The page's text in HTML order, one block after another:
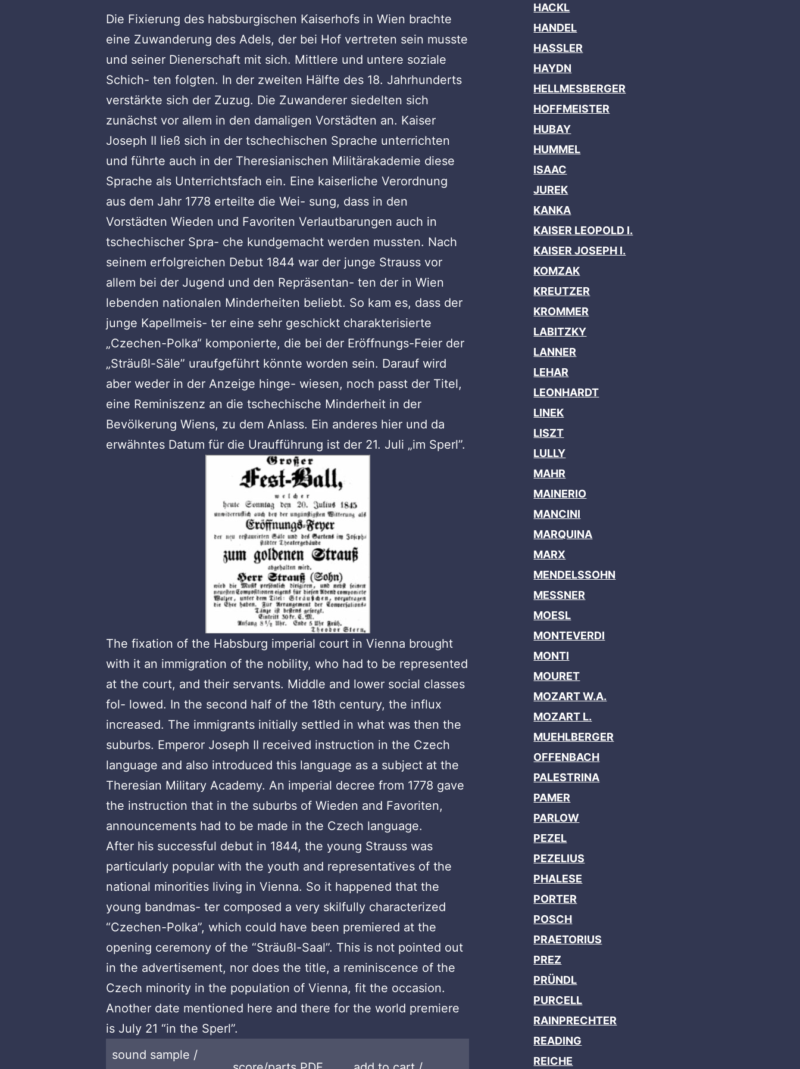
Die Fixierung des habsburgischen Kaiserhofs in Wien brachte
eine Zuwanderung des Adels, der bei Hof vertreten sein musste
und seiner Dienerschaft mit sich. Mittlere und untere soziale
Schich- ten folgten. In der zweiten Hälfte des 18. Jahrhunderts
verstärkte sich der Zuzug. Die Zuwanderer siedelten sich
zunächst vor allem in den damaligen Vorstädten an. Kaiser
Joseph II ließ sich in der tschechischen Sprache unterrichten
und führte auch in der Theresianischen Militärakademie diese
Sprache als Unterrichtsfach ein. Eine kaiserliche Verordnung
aus dem Jahr 1778 erteilte die Wei- sung, dass in den
Vorstädten Wieden und Favoriten Verlautbarungen auch in
tschechischer Spra- che kundgemacht werden mussten. Nach
seinem erfolgreichen Debut 1844 war der junge Strauss vor
allem bei der Jugend und den Repräsentan- ten der in Wien
lebenden nationalen Minderheiten beliebt. So kam es, dass der
junge Kapellmeis- ter eine sehr geschickt charakterisierte
„Czechen-Polka“ komponierte, die bei der Eröffnungs-Feier der
„Sträußl-Säle” uraufgeführt könnte worden sein. Darauf wird
aber weder in der Anzeige hinge- wiesen, noch passt der Titel,
eine Reminiszenz an die tschechische Minderheit in der
Bevölkerung Wiens, zu dem Anlass. Ein anderes hier und da
erwähntes Datum für die Uraufführung ist der 21. Juli „im Sperl”.
The fixation of the Habsburg imperial court in Vienna brought
with it an immigration of the nobility, who had to be represented
at the court, and their servants. Middle and lower social classes
fol- lowed. In the second half of the 18th century, the influx
increased. The immigrants initially settled in what was then the
suburbs. Emperor Joseph II received instruction in the Czech
language and also introduced this language as a subject at the
Theresian Military Academy. An imperial decree from 1778 gave
the instruction that in the suburbs of Wieden and Favoriten,
announcements had to be made in the Czech language.
After his successful debut in 1844, the young Strauss was
particularly popular with the youth and representatives of the
national minorities living in Vienna. So it happened that the
young bandmas- ter composed a very skilfully characterized
“Czechen-Polka”, which could have been premiered at the
opening ceremony of the “Sträußl-Saal”. This is not pointed out
in the advertisement, nor does the title, a reminiscence of the
Czech minority in the population of Vienna, fit the occasion.
Another date mentioned here and there for the world premiere
is July 21 “in the Sperl”.
sound sample /
HACKL
HANDEL
HASSLER
HAYDN
HELLMESBERGER
HOFFMEISTER
HUBAY
HUMMEL
ISAAC
JUREK
KANKA
KAISER LEOPOLD I.
KAISER JOSEPH I.
KOMZAK
KREUTZER
KROMMER
LABITZKY
LANNER
LEHAR
LEONHARDT
LINEK
LISZT
LULLY
MAHR
MAINERIO
MANCINI
MARQUINA
MARX
MENDELSSOHN
MESSNER
MOESL
MONTEVERDI
MONTI
MOURET
MOZART W.A.
MOZART L.
MUEHLBERGER
OFFENBACH
PALESTRINA
PAMER
PARLOW
PEZEL
PEZELIUS
PHALESE
PORTER
POSCH
PRAETORIUS
PREZ
PRÜNDL
PURCELL
RAINPRECHTER
READING
REICHE